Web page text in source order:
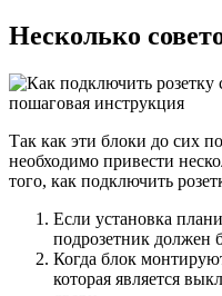
Несколько
Так как эти блоки до сих
необходимо привести
того, как подключить
Если установка
подрозетник должен
Когда блок
которая является